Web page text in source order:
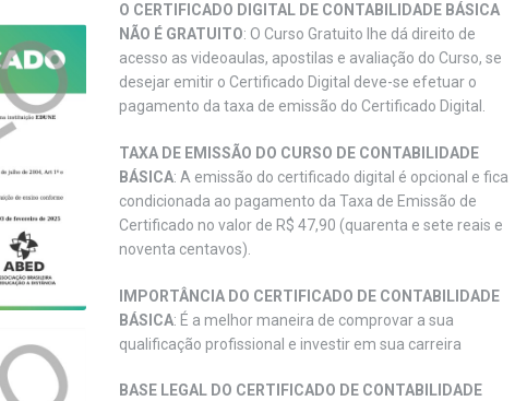
O CERTIFICADO DIGITAL DE CONTABILIDADE BÁSICA
NÃO É GRATUITO: O Curso Gratuito lhe dá direito de
acesso as videoaulas, apostilas e avaliação do Curso, se
desejar emitir o Certificado Digital deve-se efetuar o
pagamento da taxa de emissão do Certificado Digital.
TAXA DE EMISSÃO DO CURSO DE CONTABILIDADE
BÁSICA: A emissão do certificado digital é opcional e fica
condicionada ao pagamento da Taxa de Emissão de
Certificado no valor de R$ 47,90 (quarenta e sete reais e
noventa centavos).
IMPORTÂNCIA DO CERTIFICADO DE CONTABILIDADE
BÁSICA: É a melhor maneira de comprovar a sua
qualificação profissional e investir em sua carreira
BASE LEGAL DO CERTIFICADO DE CONTABILIDADE